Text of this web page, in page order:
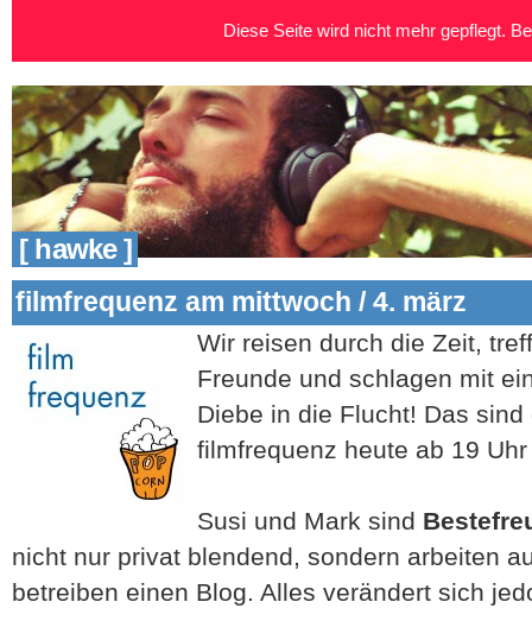
[ hawke ]
filmfrequenz am mittwoch / 4. märz
Wir reisen durch die Zeit,
Freunde und schlagen mit
Diebe in die Flucht! Das
filmfrequenz heute ab 19
Susi und Mark sind
nicht nur privat blendend, sondern arbeiten
betreiben einen Blog. Alles verändert sich
Diese Seite wird nicht mehr gepflegt.